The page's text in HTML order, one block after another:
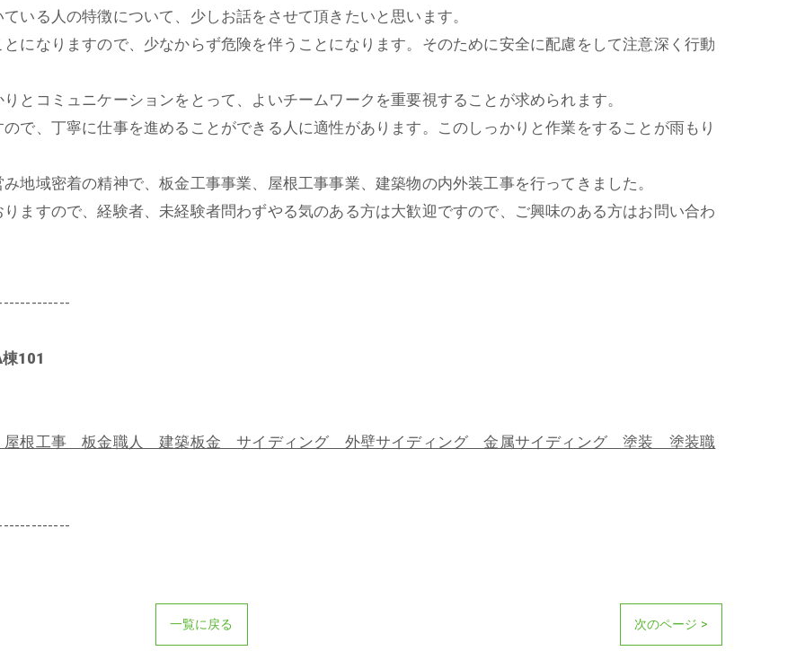
いる人の特徴について、少しお話をさせて頂きたいと思います。
になりますので、少なからず危険を伴うことになります。そのために安全に配慮をして注意深く行動
とコミュニケーションをとって、よいチームワークを重要視することが求められます。
で、丁寧に仕事を進めることができる人に適性があります。このしっかりと作業をすることが雨もり
地域密着の精神で、板金工事事業、屋根工事事業、建築物の内外装工事を行ってきました。
ますので、経験者、未経験者問わずやる気のある方は大歓迎ですので、ご興味のある方はお問い合わ
101
工事 板金職人 建築板金 サイディング 外壁サイディング 金属サイディング 塗装 塗装職
一覧に戻る 次のページ >